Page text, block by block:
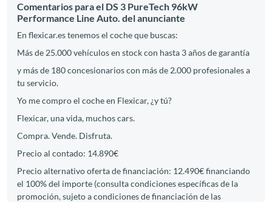
Comentarios para el DS 3 PureTech 96kW
Performance Line Auto. del anunciante
En flexicar.es tenemos el coche que buscas:
Más de 25.000 vehículos en stock con hasta 3 años de garantía
y más de 180 concesionarios con más de 2.000 profesionales a
tu servicio.
Yo me compro el coche en Flexicar, ¿y tú?
Flexicar, una vida, muchos cars.
Compra. Vende. Disfruta.
Precio al contado: 14.890€
Precio alternativo oferta de financiación: 12.490€ financiando
el 100% del importe (consulta condiciones específicas de la
promoción, sujeto a condiciones de financiación de las